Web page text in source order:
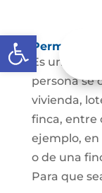
Abrir barra de
Permuta
Es uno de
persona se
vivienda,
finca, entre
ejemplo,
o de una
Para que